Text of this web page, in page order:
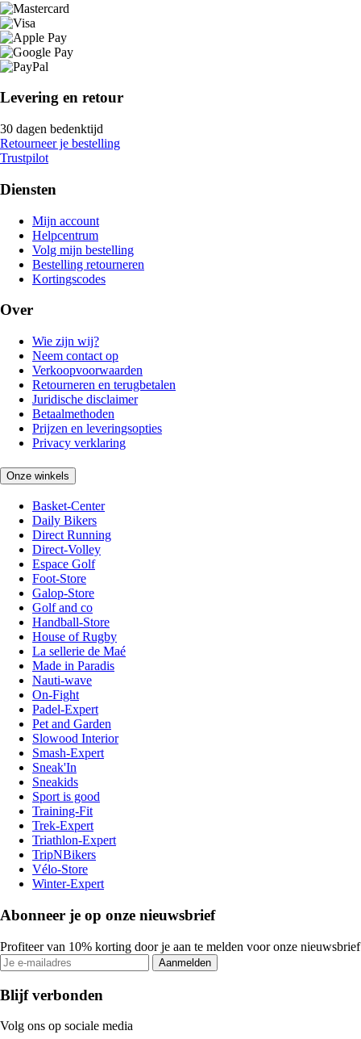
Levering en retour
30 dagen bedenktijd
Retourneer je bestelling
Trustpilot
Diensten
Mijn account
Helpcentrum
Volg mijn bestelling
Bestelling retourneren
Kortingscodes
Over
Wie zijn wij?
Neem contact op
Verkoopvoorwaarden
Retourneren en terugbetalen
Juridische disclaimer
Betaalmethoden
Prijzen en leveringsopties
Privacy verklaring
Onze winkels
Basket-Center
Daily Bikers
Direct Running
Direct-Volley
Espace Golf
Foot-Store
Galop-Store
Golf and co
Handball-Store
House of Rugby
La sellerie de Maé
Made in Paradis
Nauti-wave
On-Fight
Padel-Expert
Pet and Garden
Slowood Interior
Smash-Expert
Sneak'In
Sneakids
Sport is good
Training-Fit
Trek-Expert
Triathlon-Expert
TripNBikers
Vélo-Store
Winter-Expert
Abonneer je op onze nieuwsbrief
Profiteer van 10% korting door je aan te melden voor onze nieuwsbrief
Aanmelden
Blijf verbonden
Volg ons op sociale media